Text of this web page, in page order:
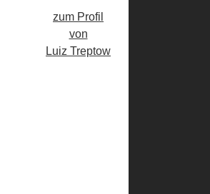
zum Profil
von
Luiz Treptow